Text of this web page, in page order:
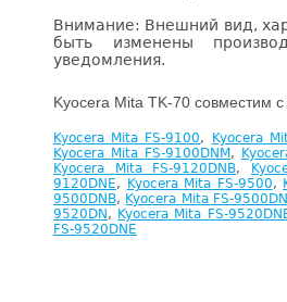
Внимание: Внешний вид,
быть изменены
уведомления.
Kyocera Mita TK-70 совместим
Kyocera Mita FS-9100,
Kyocera
Kyocera Mita FS-9100DNM ,
Kyocera Mita FS-9120DNB,
9120DNE, Kyocera Mita FS-9500,
9500DNB, Kyocera Mita FS-
9520DN , Kyocera Mita FS-
FS-9520DNE